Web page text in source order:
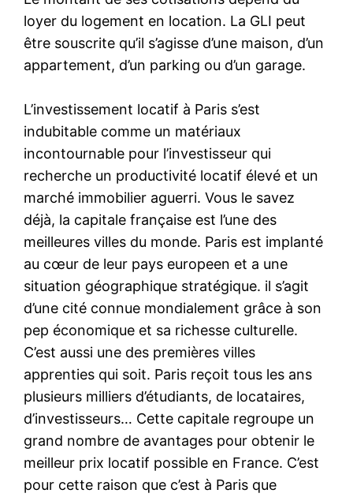
loyer du logement en location. La GLI peut
être souscrite qu’il s’agisse d’une maison, d’un
appartement, d’un parking ou d’un garage.
L’investissement locatif à Paris s’est
indubitable comme un matériaux
incontournable pour l’investisseur qui
recherche un productivité locatif élevé et un
marché immobilier aguerri. Vous le savez
déjà, la capitale française est l’une des
meilleures villes du monde. Paris est implanté
au cœur de leur pays europeen et a une
situation géographique stratégique. il s’agit
d’une cité connue mondialement grâce à son
pep économique et sa richesse culturelle.
C’est aussi une des premières villes
apprenties qui soit. Paris reçoit tous les ans
plusieurs milliers d’étudiants, de locataires,
d’investisseurs… Cette capitale regroupe un
grand nombre de avantages pour obtenir le
meilleur prix locatif possible en France. C’est
pour cette raison que c’est à Paris que